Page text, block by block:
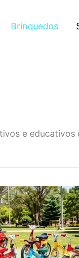
Brinquedos
e